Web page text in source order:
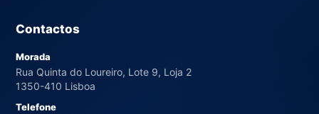
Contactos
Morada
Rua Quinta do Loureiro, Lote 9, Loja 2
1350-410 Lisboa
Telefone